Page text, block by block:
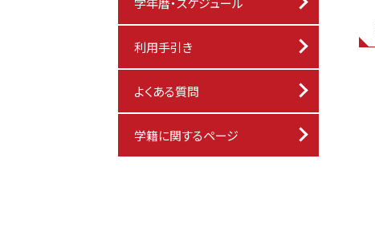
利用手引き
よくある質問
学籍に関するページ